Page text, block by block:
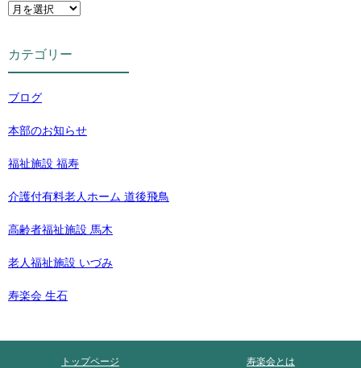
カテゴリー
ブログ
本部のお知らせ
福祉施設 福寿
介護付有料老人ホーム 道後飛鳥
高齢者福祉施設 馬木
老人福祉施設 いづみ
寿楽会 生石
トップページ 寿楽会とは